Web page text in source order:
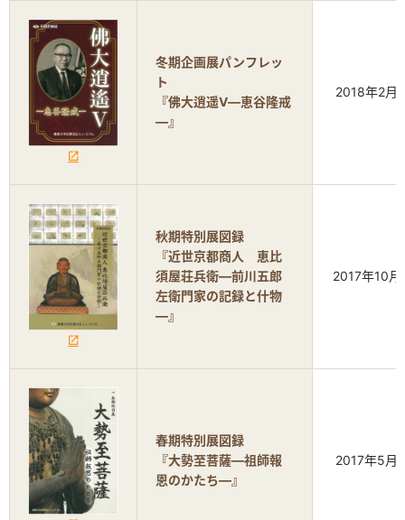
冬期企画展パンフレッ
ト
『佛大逍遥Ⅴ―恵谷隆戒
―』
2018年2月
秋期特別展図録
『近世京都商人 恵比
須屋荘兵衛―前川五郎
左衛門家の記録と什物
―』
2017年10月
春期特別展図録
『大勢至菩薩―祖師報
恩のかたち―』
2017年5月